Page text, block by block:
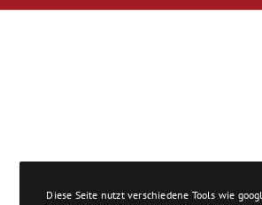
Diese Seite nutzt verschiedene Tools wie